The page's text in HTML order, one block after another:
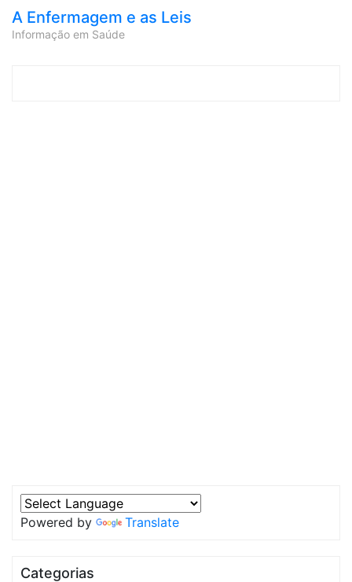
A Enfermagem e as Leis
Informação em Saúde
Powered by Translate
Categorias